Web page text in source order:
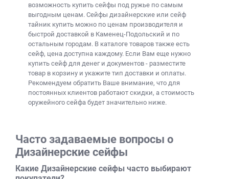
Покраску сейфов в нестандартные цвета. Возможно
заказать цвет сейфа под Ваш интерьер в доме или
офисе с цветовой палитры RAL (217 цветов и
оттенков).
Комплектацию сейфов сертифицированными
сейфовыми замками производства Германии (STUV),
Нидерланды (M-LOCKS), США (LaGard). Мы
предлагаем на выбор электронные кодовые замки,
ключевые, механические кодовые замки, а также их
Разработку индивидуального внутреннего
наполнения сейфа (касса, полки, карманы,
отделения).
возможность купить сейфы под ружье по самым
выгодным ценам. Сейфы дизайнерские или сейф
тайник купить можно по ценам производителя и
быстрой доставкой в Каменец-Подольский и по
остальным городам. В каталоге товаров также есть
сейф, цена доступна каждому. Если Вам еще нужно
купить сейф для денег и документов - разместите
товар в корзину и укажите тип доставки и оплаты.
Рекомендуем обратить Ваше внимание, что для
постоянных клиентов работают скидки, а стоимость
оружейного сейфа будет значительно ниже.
Часто задаваемые вопросы о
Дизайнерские сейфы
Какие Дизайнерские сейфы часто выбирают